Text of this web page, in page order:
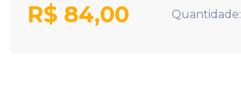
R$ 84,00 Quantidade: